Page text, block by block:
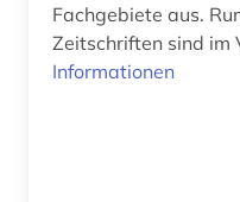
Fachgebiete aus.
Zeitschriften sind im
Informationen